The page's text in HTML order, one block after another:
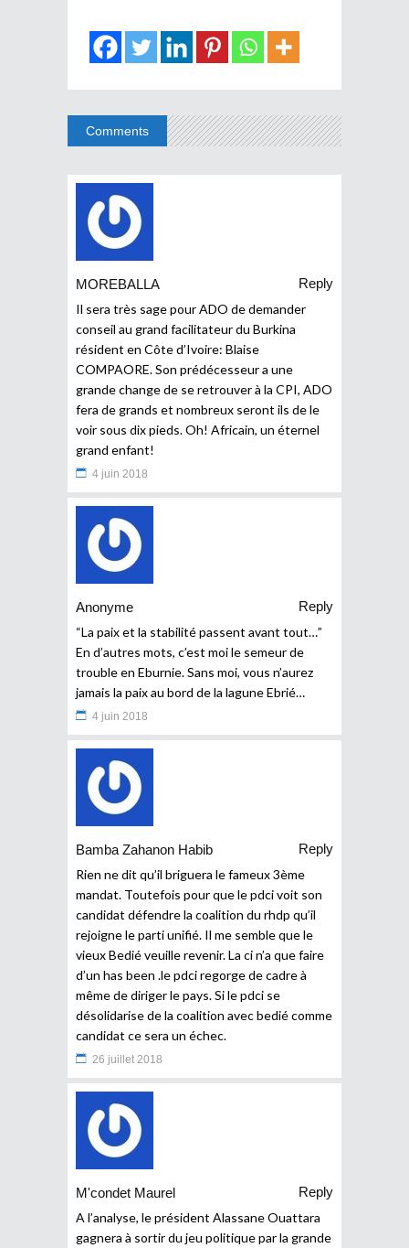
Comments
MOREBALLA
Reply
Il sera très sage pour ADO de demander
conseil au grand facilitateur du Burkina
résident en Côte d’Ivoire: Blaise
COMPAORE. Son prédécesseur a une
grande change de se retrouver à la CPI, ADO
fera de grands et nombreux seront ils de le
voir sous dix pieds. Oh! Africain, un éternel
grand enfant!
4 juin 2018
Anonyme
Reply
“La paix et la stabilité passent avant tout…”
En d’autres mots, c’est moi le semeur de
trouble en Eburnie. Sans moi, vous n’aurez
jamais la paix au bord de la lagune Ebrié…
4 juin 2018
Bamba Zahanon Habib
Reply
Rien ne dit qu’il briguera le fameux 3ème
mandat. Toutefois pour que le pdci voit son
candidat défendre la coalition du rhdp qu’il
rejoigne le parti unifié. Il me semble que le
vieux Bedié veuille revenir. La ci n’a que faire
d’un has been .le pdci regorge de cadre à
même de diriger le pays. Si le pdci se
désolidarise de la coalition avec bedié comme
candidat ce sera un échec.
26 juillet 2018
M'condet Maurel
Reply
A l’analyse, le président Alassane Ouattara
gagnera à sortir du jeu politique par la grande